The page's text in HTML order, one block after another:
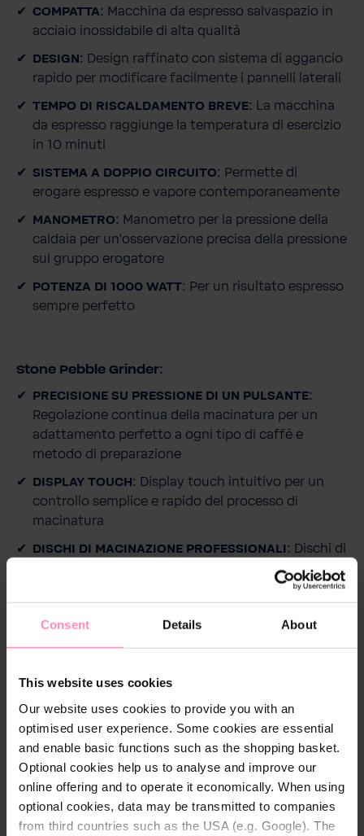
Consent Details About
This website uses cookies
Our website uses cookies to provide you with an
optimised user experience. Some cookies are essential
and enable basic functions such as the shopping basket.
Optional cookies help us to analyse and improve our
online offering and to operate it economically. When using
optional cookies, data may be transmitted to companies
from third countries such as the USA (e.g. Google). The
n
t
à
COMPATTA: Macchina da espresso salvaspazio in
acciaio inossidabile di alta qualità
DESIGN: Design raffinato con sistema di aggancio
rapido per modificare facilmente i pannelli laterali
TEMPO DI RISCALDAMENTO BREVE: La macchina
da espresso raggiunge la temperatura di esercizio
in 10 minuti
SISTEMA A DOPPIO CIRCUITO: Permette di
erogare espresso e vapore contemporaneamente
MANOMETRO: Manometro per la pressione della
caldaia per un'osservazione precisa della pressione
sul gruppo erogatore
POTENZA DI 1000 WATT: Per un risultato espresso
sempre perfetto
Stone Pebble Grinder:
PRECISIONE SU PRESSIONE DI UN PULSANTE:
Regolazione continua della macinatura per un
adattamento perfetto a ogni tipo di caffè e
metodo di preparazione
DISPLAY TOUCH: Display touch intuitivo per un
controllo semplice e rapido del processo di
macinatura
DISCHI DI MACINAZIONE PROFESSIONALI: Dischi di
macinazione da 50 mm per un risultato perfetto
Descrizione
Stone Mine
La macchina da caffè espresso Stone Mine si
distingue per il suo design compatto combinato con
una lavorazione di alta qualità. La macchina è
interamente realizzata in metallo, il che garantisce